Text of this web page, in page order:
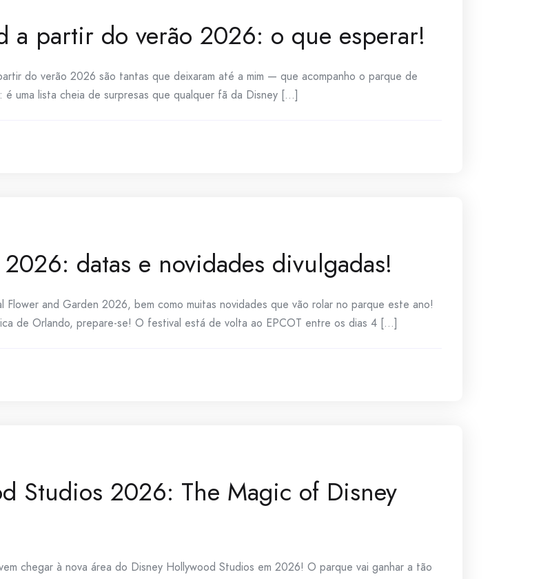
a partir do verão 2026: o que esperar!
do verão 2026 são tantas que deixaram até a mim — que acompanho o parque de
lista cheia de surpresas que qualquer fã da Disney [...]
datas e novidades divulgadas!
and Garden 2026, bem como muitas novidades que vão rolar no parque este ano!
de Orlando, prepare-se! O festival está de volta ao EPCOT entre os dias 4 [...]
Studios 2026: The Magic of Disney
chegar à nova área do Disney Hollywood Studios em 2026! O parque vai ganhar a tão